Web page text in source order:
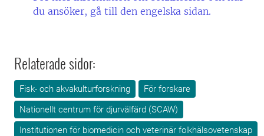
du ansöker, gå till den engelska sidan.
Relaterade sidor:
Fisk- och akvakulturforskning
För forskare
Nationellt centrum för djurvälfärd (SCAW)
Institutionen för biomedicin och veterinär folkhälsovetenskap